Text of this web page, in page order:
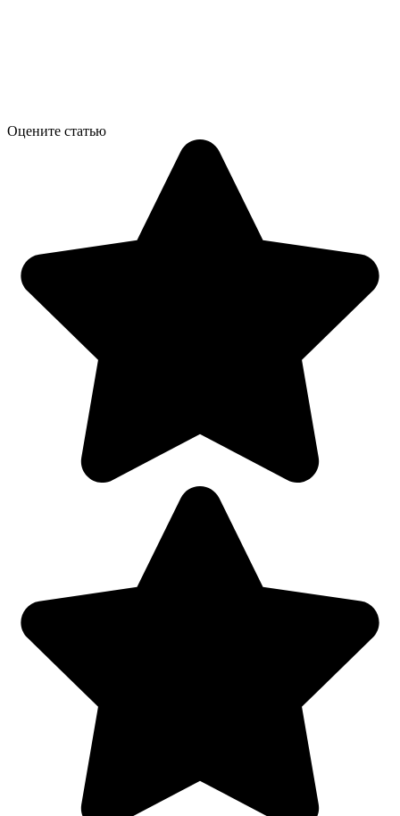
Оцените статью